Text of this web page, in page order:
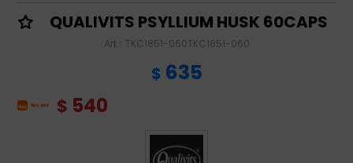
QUALIVITS PSYLLIUM HUSK 60CAPS
TKC1851-060TKC1851-060
$ 635
$ 540